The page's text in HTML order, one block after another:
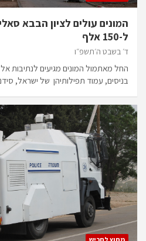
המונים עולים לציון הבבא
ל-150 אלף
ד׳ בשבט ה׳תשפ״ו
בניסים, עמוד תפילותיהן של ישראל,